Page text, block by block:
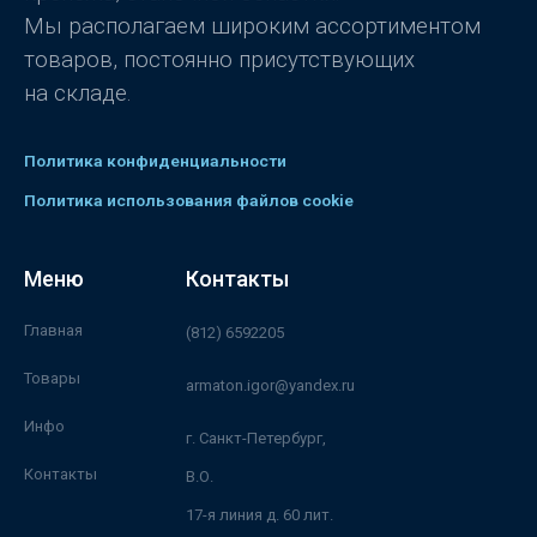
Мы располагаем широким ассортиментом
товаров, постоянно присутствующих
на складе.
Политика конфиденциальности
Политика использования файлов cookie
Меню
Главная
Товары
Инфо
Контакты
Контакты
(812) 6592205
armaton.igor@yandex.ru
г. Санкт-Петербург,
В.О.
17-я линия д. 60 лит.